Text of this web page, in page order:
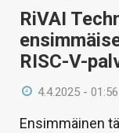
HAKU
RiVAI
RISC-V-
4.4.2025 - 01:56
Ensimmäinen